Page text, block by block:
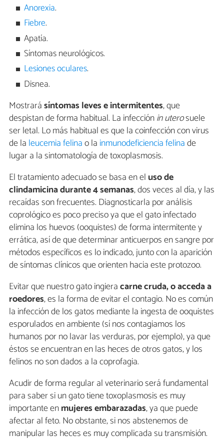
Anorexia.
Fiebre.
Apatía.
Síntomas neurológicos.
Lesiones oculares.
Disnea.
Mostrarásíntomas leves e intermitentes, que
despistan de forma habitual. La infecciónin uterosuele
ser letal. Lo más habitual es que la coinfección con virus
de la leucemia felinao la inmunodeficiencia felinade
lugar a la sintomatología de toxoplasmosis.
El tratamiento adecuado se basa en el uso de
clindamicina durante 4 semanas, dos veces al día, y las
recaídas son frecuentes. Diagnosticarla por análisis
coprológico es poco preciso ya que el gato infectado
elimina los huevos (ooquistes) de forma intermitente y
errática, así de que determinar anticuerpos en sangre por
métodos específicos es lo indicado, junto con la aparición
de síntomas clínicos que orienten hacia este protozoo.
Evitar que nuestro gato ingieracarne cruda, o acceda a
roedores, es la forma de evitar el contagio. No es común
la infección de los gatos mediante la ingesta de ooquistes
esporulados en ambiente (sí nos contagiamos los
humanos por no lavar las verduras, por ejemplo), ya que
éstos se encuentran en las heces de otros gatos, y los
felinos no son dados a la coprofagia.
Acudir de forma regular al veterinario será fundamental
para saber si un gato tiene toxoplasmosis es muy
importante enmujeres embarazadas, ya que puede
afectar al feto. No obstante, si nos abstenemos de
manipular las heces es muy complicada su transmisión.